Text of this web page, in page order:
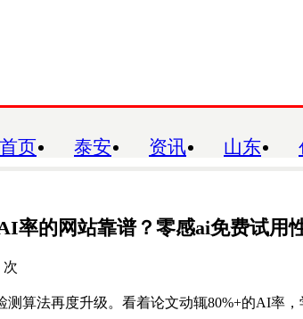
首页 泰安 资讯 山东
率的网站靠谱？零感ai免费试用
次
算法再度升级。看着论文动辄80%+的AI率